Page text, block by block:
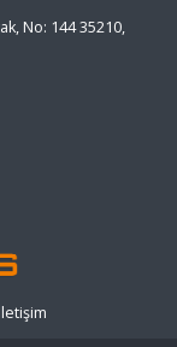
No: 144 35210,